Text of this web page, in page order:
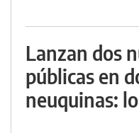
Lanzan dos
públicas en
neuquinas: